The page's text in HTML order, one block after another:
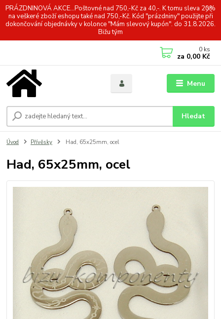
PRÁZDNINOVÁ AKCE...Poštovné nad 750,-Kč za 40,-. K tomu sleva 20%
na veškeré zboží eshopu také nad 750,-Kč. Kód "prázdniny" použijte při
dokončování objednávky v kolonce "Mám slevový kupón". do 31.8.2026.
Bižu tým
Menu
Hledat
0 ks
za 0,00 Kč
Úvod Přívěsky Had, 65x25mm, ocel
Had, 65x25mm, ocel